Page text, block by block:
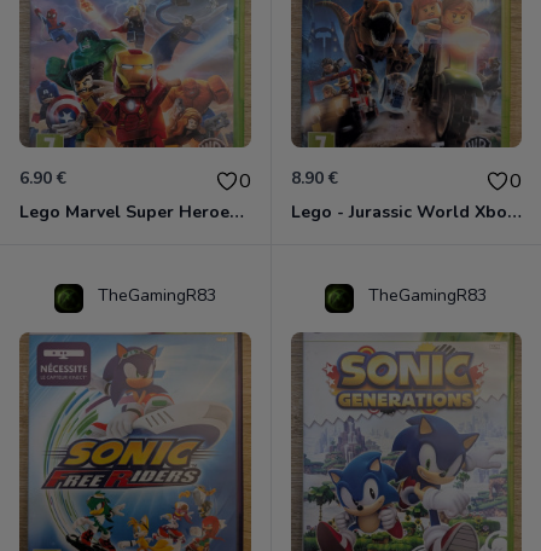
6.90 € 0
Lego Marvel Super Heroes Xbox 360
8.90 € 0
Lego - Jurassic World Xbox 360
TheGamingR83 TheGamingR83